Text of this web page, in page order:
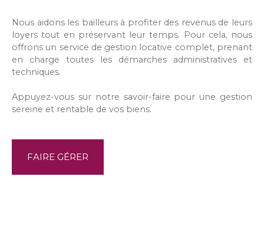
Nous aidons les bailleurs à profiter des revenus de leurs
loyers tout en préservant leur temps. Pour cela, nous
offrons un service de gestion locative complet, prenant
en charge toutes les démarches administratives et
techniques.
Appuyez-vous sur notre savoir-faire pour une gestion
sereine et rentable de vos biens.
FAIRE GÉRER